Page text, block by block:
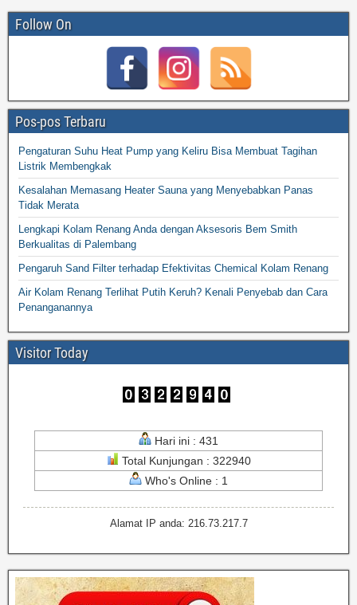
Follow On
Pos-pos Terbaru
Pengaturan Suhu Heat Pump yang Keliru Bisa Membuat Tagihan
Listrik Membengkak
Kesalahan Memasang Heater Sauna yang Menyebabkan Panas
Tidak Merata
Lengkapi Kolam Renang Anda dengan Aksesoris Bem Smith
Berkualitas di Palembang
Pengaruh Sand Filter terhadap Efektivitas Chemical Kolam Renang
Air Kolam Renang Terlihat Putih Keruh? Kenali Penyebab dan Cara
Penanganannya
Visitor Today
Hari ini : 431
Total Kunjungan : 322940
Who's Online : 1
Alamat IP anda: 216.73.217.7